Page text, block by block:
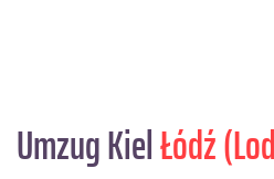
Umzug KielŁódź